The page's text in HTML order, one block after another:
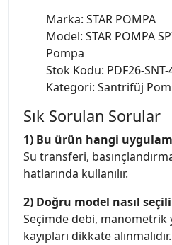
Marka: STAR POMPA
Model: STAR POMPA
Pompa
Stok Kodu: PDF26-
Kategori: Santrifüj
Sık Sorulan Sorular
1) Bu ürün hangi
Su transferi,
hatlarında kullanılır.
2) Doğru model nasıl
Seçimde debi, manometrik
kayıpları dikkate alınmalıdır.